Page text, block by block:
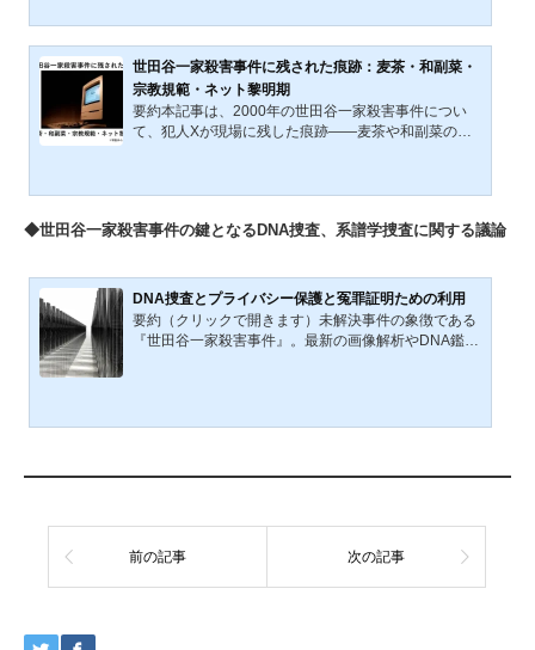
る。筆者がこれまで提案してきた「10代後半〜20代前
半」説を再評価し、犯人像を1970年前後生まれと再設
定。職業・居住形態を拡張し、親族経由の接点に加え
て同世代的ネットワークも想定する。さらに、国際的
系譜背景の希少性を維持・強化しつつ、今後の再探索
と遺伝的系譜学導入の必要性を提示する。四半世紀を
経て、これまで定着して...
世田谷一家殺害事件に残された痕跡：麦茶・和副菜・
宗教規範・ネット黎明期
要約本記事は、2000年の世田谷一家殺害事件につい
て、犯人Xが現場に残した痕跡――麦茶や和副菜の摂
分析し、Xの生活習慣・文化的背景を再構成する試み
ット黎明期の交流空間、さらには人形劇とロボット文
的枠組みにとどまらず、文化史・生活史的な補助線に
よって未解決事件を考察する...
◆世田谷一家殺害事件の鍵となるDNA捜査、系譜学捜査に関する議論
DNA捜査とプライバシー保護と冤罪証明ための利用
要約（クリックで開きます）未解決事件の象徴である
『世田谷一家殺害事件』。最新の画像解析やDNA鑑定
新事例「系譜学捜査」を軸に、科学の進歩と個人の尊
止まった時計を動か...
前の記事
次の記事